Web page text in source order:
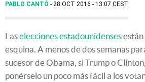
PABLO CANTÓ 28 OCT 2016 - 13:07 CEST
Laselecciones estadounidensesestán
esquina. A menos de dos semanas
sucesor de Obama, si Trump o
ponérselo un poco más fácil a los